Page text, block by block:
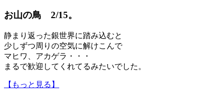
お山の鳥 2/15。
静まり返った銀世界に踏み込むと
少しずつ周りの空気に解けこんで
マヒワ、アカゲラ・・・
まるで歓迎してくれてるみたいでした。
【もっと見る】